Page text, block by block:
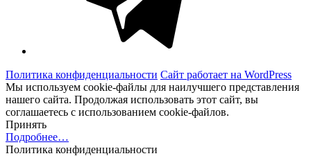
Политика конфиденциальности Сайт работает на WordPress
Мы используем cookie-файлы для наилучшего представления
нашего сайта. Продолжая использовать этот сайт, вы
соглашаетесь с использованием cookie-файлов.
Принять
Подробнее…
Политика конфиденциальности